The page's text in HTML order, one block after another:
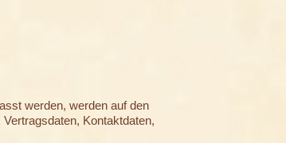
werden, werden auf den
Kontaktdaten,